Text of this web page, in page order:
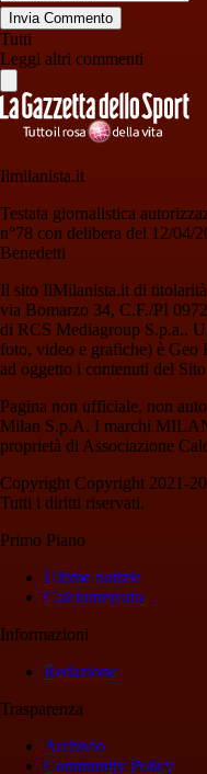
Invia Commento
Tutti
Leggi altri commenti
Ilmilanista.it
Testata giornalistica
n°78 con delibera del 12/04/
Benedetti
Il sito IlMilanista.it di
via Bomarzo 34, C.F./PI
di RCS Mediagroup S.p.a..
foto, video e grafiche) è Geo
ad oggetto i contenuti del
Pagina non ufficiale, non
Milan S.p.A. I marchi
proprietà di Associazione
Copyright Copyright 2021-
Tutti i diritti riservati.
Primo Piano
Ultime notizie
Calciomercato
Informazioni
Redazione
Trasparenza
Archivio
Community Policy